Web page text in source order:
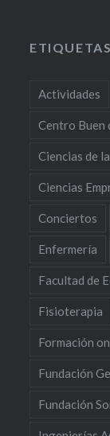
ETIQUETAS
Actividades
Centro Buen
Ciencias de
Ciencias
Conciertos
Enfermería
Facultad de
Fisioterapia
Formación
Fundación
Fundación